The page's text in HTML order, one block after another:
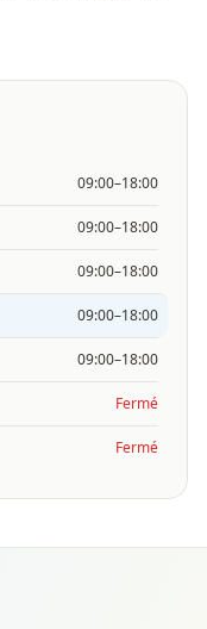
09:00–18:00
09:00–18:00
09:00–18:00
09:00–18:00
09:00–18:00
Fermé
Fermé